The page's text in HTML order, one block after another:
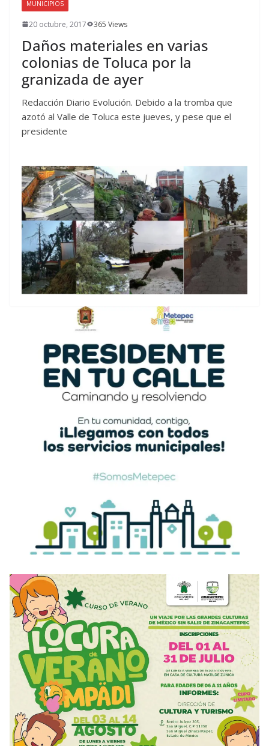
MUNICIPIOS
20 octubre, 2017 365 Views
Daños materiales en varias
colonias de Toluca por la
granizada de ayer
Redacción Diario Evolución. Debido a la tromba que
azotó al Valle de Toluca este jueves, y pese que el
presidente